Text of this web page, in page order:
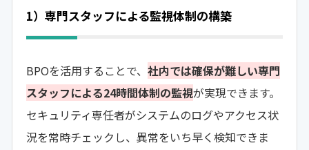
1）専門スタッフによる監視体制の構築
BPOを活用することで、 社内では確保が難しい専門
スタッフによる24時間体制の監視が実現できます。
セキュリティ専任者がシステムのログやアクセス状
況を常時チェックし、異常をいち早く検知できま